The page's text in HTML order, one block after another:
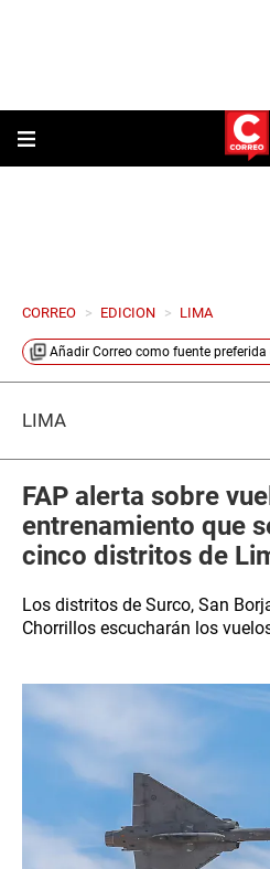
CORREO > EDICION > LIMA
Añadir Correo como fuente preferida
LIMA
FAP alerta sobre
entrenamiento que
cinco distritos de
Los distritos de Surco, San
Chorrillos escucharán los